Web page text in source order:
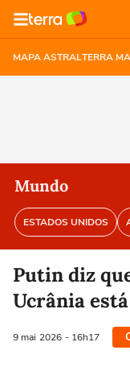
MAPA ASTRALTERRA
Mundo
ESTADOS UNIDOS
Putin diz
Ucrânia
9 mai 2026 - 16h17